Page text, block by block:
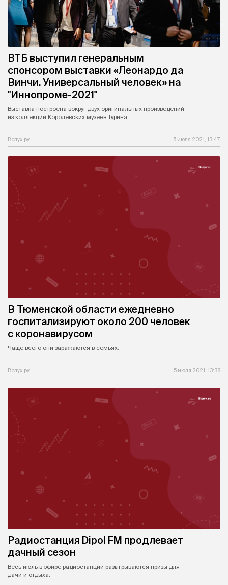
ВТБ выступил генеральным
спонсором выставки «Леонардо да
Винчи. Универсальный человек» на
"Иннопроме-2021"
Выставка построена вокруг двух оригинальных произведений
из коллекции Королевских музеев Турина.
Вслух.ру 5 июля 2021, 13:47
В Тюменской области ежедневно
госпитализируют около 200 человек
с коронавирусом
Чаще всего они заражаются в семьях.
Вслух.ру 5 июля 2021, 13:38
Радиостанция Dipol FM продлевает
дачный сезон
Весь июль в эфире радиостанции разыгрываются призы для
дачи и отдыха.